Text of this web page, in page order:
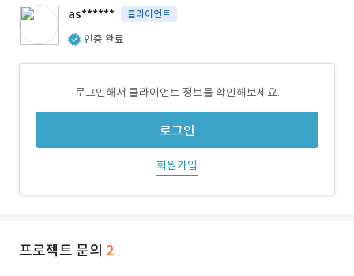
as****** 클라이언트
인증 완료
로그인해서 클라이언트 정보를 확인해보세요.
로그인
회원가입
프로젝트 문의 2